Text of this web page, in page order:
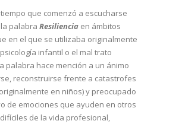
que comenzó a escucharse
palabra Resiliencia en ámbitos
en el que se utilizaba originalmente
infantil o el mal trato
palabra hace mención a un ánimo
reconstruirse frente a catastrofes
en niños) y preocupado
de emociones que ayuden en otros
de la vida profesional,